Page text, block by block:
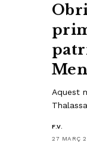
Aquest
F.V.
27 MARÇ